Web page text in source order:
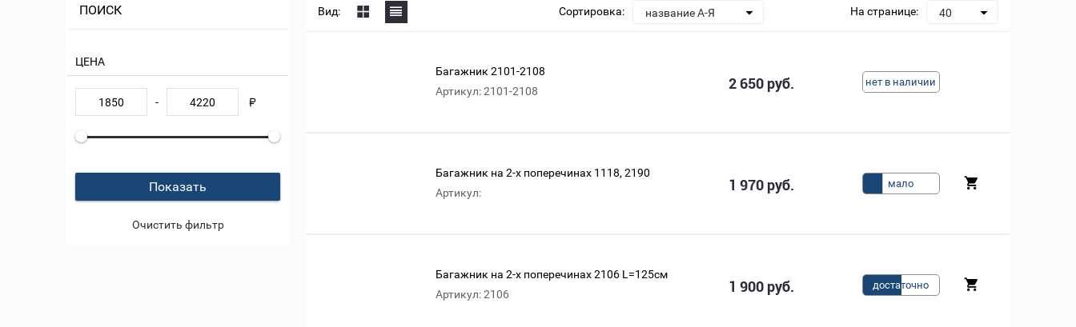
ПОИСК
ЦЕНА
-
Вид: Сортировка: название А-Я На странице: 40
Багажник 2101-2108
Артикул: 2101-2108
2 650 руб. нет в наличии
Багажник на 2-х поперечинах 1118, 2190
Артикул:
1 970 руб. мало
Багажник на 2-х поперечинах 2106 L=125см
Артикул: 2106
1 900 руб. достаточно